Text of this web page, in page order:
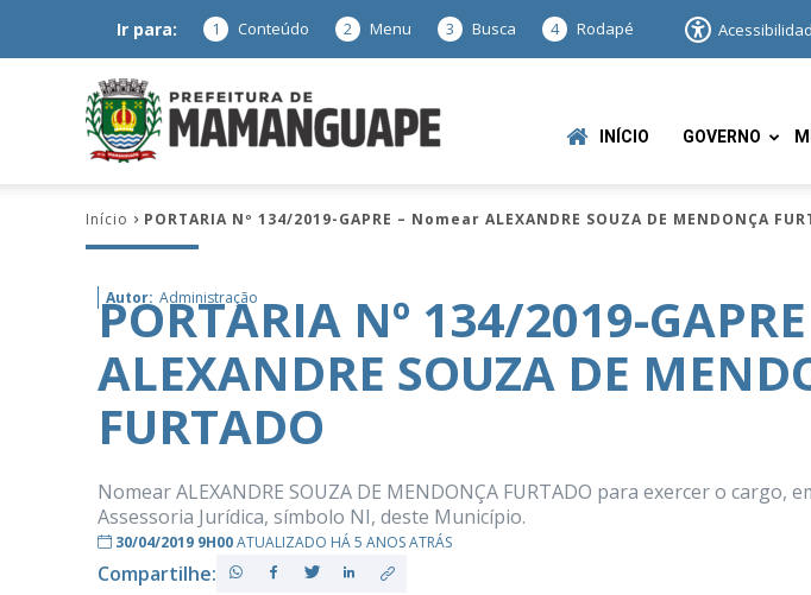
Ir para: 1 Conteúdo 2 Menu 3 Busca 4 Rodapé
Mamanguape
–
INÍCIO GOVERNO
Início PORTARIA Nº 134/2019-GAPRE – Nomear ALEXANDRE SOUZA DE MENDONÇA
Autor: Administração
PORTARIA Nº 134/2019-
ALEXANDRE SOUZA DE
FURTADO
Nomear ALEXANDRE SOUZA DE MENDONÇA FURTADO para exercer o cargo,
Assessoria Jurídica, símbolo NI, deste Município.
30/04/2019 9H00ATUALIZADO HÁ 5 ANOS ATRÁS
Compartilhe: